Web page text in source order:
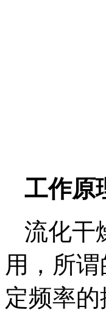
工作原
流化干
用，所
定频率